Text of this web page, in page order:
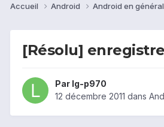
Accueil Android Android en
[Résolu]
Par lg-p970
12 décembre 2011 dans